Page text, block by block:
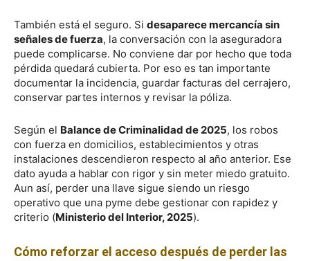
También está el seguro. Si desaparece mercancía sin
señales de fuerza, la conversación con la aseguradora
puede complicarse. No conviene dar por hecho que toda
pérdida quedará cubierta. Por eso es tan importante
documentar la incidencia, guardar facturas del cerrajero,
conservar partes internos y revisar la póliza.
Según el Balance de Criminalidad de 2025, los robos
con fuerza en domicilios, establecimientos y otras
instalaciones descendieron respecto al año anterior. Ese
dato ayuda a hablar con rigor y sin meter miedo gratuito.
Aun así, perder una llave sigue siendo un riesgo
operativo que una pyme debe gestionar con rapidez y
criterio (Ministerio del Interior, 2025).
Cómo reforzar el acceso después de perder las